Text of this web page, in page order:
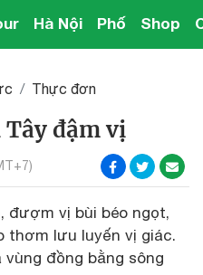
Hà Nội Phố Shop
Thực đơn
đậm vị
đượm vị bùi béo ngọt,
thơm lưu luyến vị giác.
đồng bằng sông